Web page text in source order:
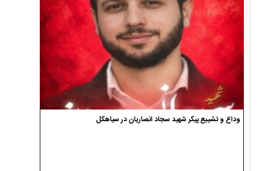
وداع و تشییع پیکر شهید سجاد انصاریان در سیاهکل